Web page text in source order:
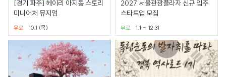
[경기 파주] 헤이리 아지동 스토리
미니어처 뮤지엄
10.1 (목)
유료
2027 서울관광플라자 신규 입주
스타트업 모집
1.1 ~ 12.31
무료